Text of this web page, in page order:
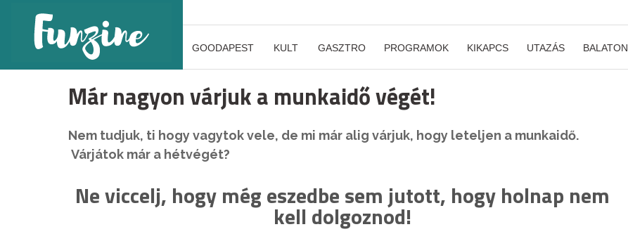
GOODAPEST KULT GASZTRO PROGRAMOK KIKAPCS UTAZÁS BALATON
Már nagyon várjuk a munkaidő végét!
Nem tudjuk, ti hogy vagytok vele, de mi már alig várjuk, hogy leteljen a munkaidő.
Várjátok már a hétvégét?
Ne viccelj, hogy még eszedbe sem jutott, hogy holnap nem
kell dolgoznod!